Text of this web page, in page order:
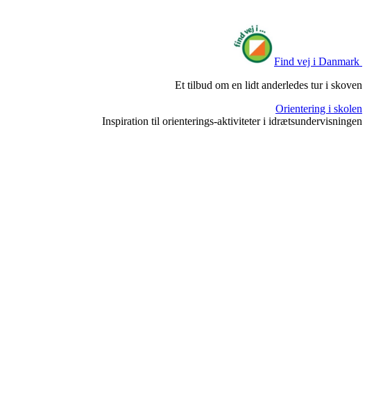
Find vej i Danmark
Et tilbud om en lidt anderledes tur i skoven
Orientering i skolen
Inspiration til orienterings-aktiviteter i idrætsundervisningen